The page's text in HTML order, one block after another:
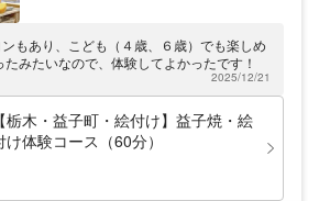
営している「やまに大塚」は、1864年に小
さな窯元として創業しました。以来150年、
益子焼の伝統を大切に受け継いでおります。
益子焼は日常的に使ってこそ、その美しさが
活かされます。陶芸教室を通じて、益子焼を
身近に感じてください。 好きな方法で益子
焼に親しもう 当教室では手びねりや絵付
もあり、こども（４歳、６歳）でも楽しめ
たみたいなので、体験してよかったです！
2025/12/21
【栃木・益子町・絵付け】益子焼・絵
け体験コース（60分）